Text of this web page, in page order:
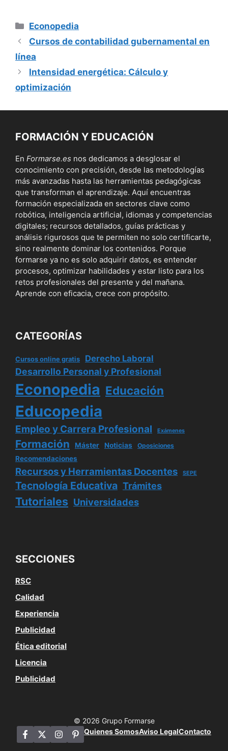
Categorías
Econopedia
Cursos de contabilidad gubernamental en
línea
Intensidad energética: Cálculo y
optimización
FORMACIÓN Y EDUCACIÓN
En Formarse.es nos dedicamos a desglosar el
conocimiento con precisión, desde las metodologías
más avanzadas hasta las herramientas pedagógicas
que transforman el aprendizaje. Aquí encuentras
formación especializada en sectores clave como
robótica, inteligencia artificial, idiomas y competencias
digitales; recursos detallados, guías prácticas y
análisis rigurosos que te permiten no solo certificarte,
sino realmente dominar los contenidos. Porque
formarse ya no es solo adquirir datos, es entender
procesos, optimizar habilidades y estar listo para los
retos profesionales del presente y del mañana.
Aprende con eficacia, crece con propósito.
CATEGORÍAS
Cursos online gratis Derecho Laboral
Desarrollo Personal y Profesional
Econopedia Educación
Educopedia
Empleo y Carrera Profesional Exámenes
Formación Máster Noticias Oposiciones
Recomendaciones
Recursos y Herramientas Docentes SEPE
Tecnología Educativa Trámites
Tutoriales Universidades
SECCIONES
RSC
Calidad
Experiencia
Publicidad
Ética editorial
Licencia
Publicidad
© 2026 Grupo Formarse
Quienes SomosAviso LegalContacto